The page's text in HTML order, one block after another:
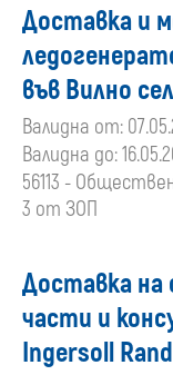
Доставка и
във Вилно
Валидна от:
Валидна до:
56113 -
3 от ЗОП
Доставка на
части и
Ingersoll